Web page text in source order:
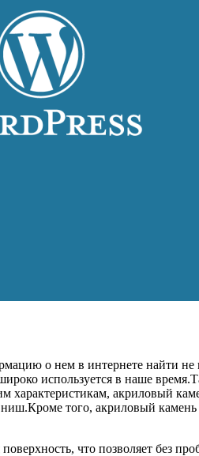
о нем в интернете найти
используется в наше
характеристикам, акриловый
того, акриловый
что позволяет без